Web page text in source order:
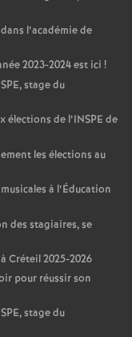
l’académie de
2023-2024 est ici !
, stage du
élections de l’INSPE de
les élections au
à l’Éducation
des stagiaires, se
Créteil 2025-2026
pour réussir son
, stage du